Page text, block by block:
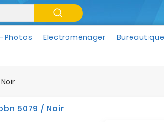
Photos Electroménager Bureautique
5079 / Noir